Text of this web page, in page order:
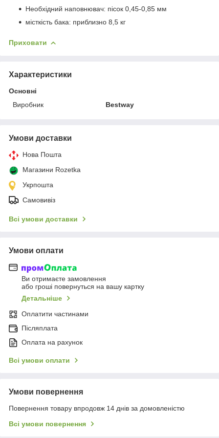
Необхідний наповнювач: пісок 0,45-0,85 мм
місткість бака: приблизно 8,5 кг
Приховати
Характеристики
Основні
Виробник
Bestway
Умови доставки
Нова Пошта
Магазини Rozetka
Укрпошта
Самовивіз
Всі умови доставки
Умови оплати
Ви отримаєте замовлення
або гроші повернуться на вашу картку
Детальніше
Оплатити частинами
Післяплата
Оплата на рахунок
Всі умови оплати
Умови повернення
Повернення товару впродовж 14 днів за домовленістю
Всі умови повернення